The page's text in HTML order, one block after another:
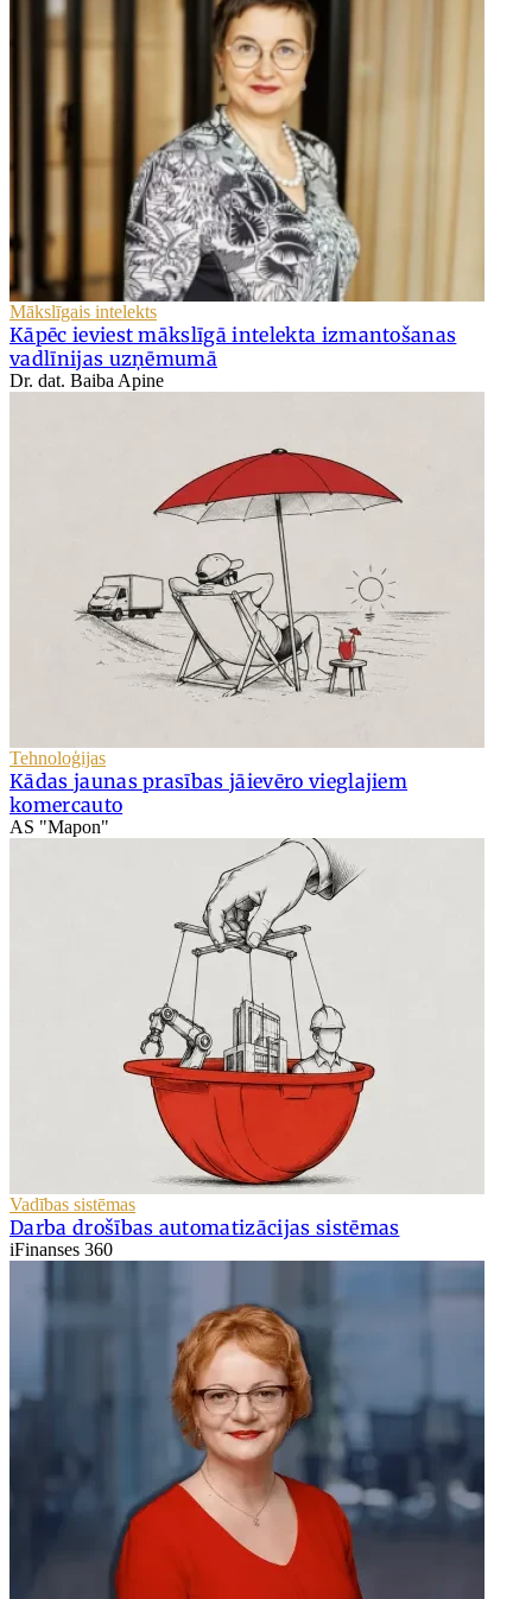
Mākslīgais intelekts
Kāpēc ieviest mākslīgā intelekta izmantošanas
vadlīnijas uzņēmumā
Dr. dat. Baiba Apine
Tehnoloģijas
Kādas jaunas prasības jāievēro vieglajiem
komercauto
AS "Mapon"
Vadības sistēmas
Darba drošības automatizācijas sistēmas
iFinanses 360